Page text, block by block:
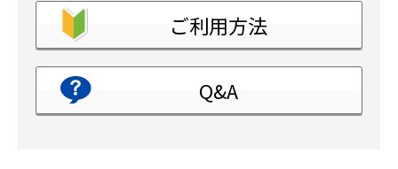
ご利用方法
Q&A